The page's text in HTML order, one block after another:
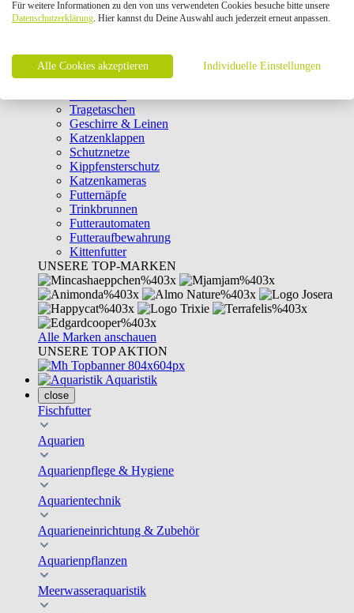
Intelligenzspielzeug
Laserpointer & Elektrospielzeug
Clicker & Target Sticks für Katzen
Weiteres Katzenspielzeug
Transportboxen
Tragetaschen
Geschirre & Leinen
Katzenklappen
Schutznetze
Kippfensterschutz
Katzenkameras
Futternäpfe
Trinkbrunnen
Futterautomaten
Futteraufbewahrung
Kittenfutter
UNSERE TOP-MARKEN
Alle Marken anschauen
UNSERE TOP AKTION
Aquaristik
close
Fischfutter
Aquarien
Aquarienpflege & Hygiene
Aquarientechnik
Aquarieneinrichtung & Zubehör
Aquarienpflanzen
Meerwasseraquaristik
Für weitere Informationen zu den von uns verwendeten Cookies besuche bitte unsere
Datenschutzerklärung. Hier kannst du Deine Auswahl auch jederzeit erneut anpassen.
Alle Cookies akzeptieren Individuelle Einstellungen